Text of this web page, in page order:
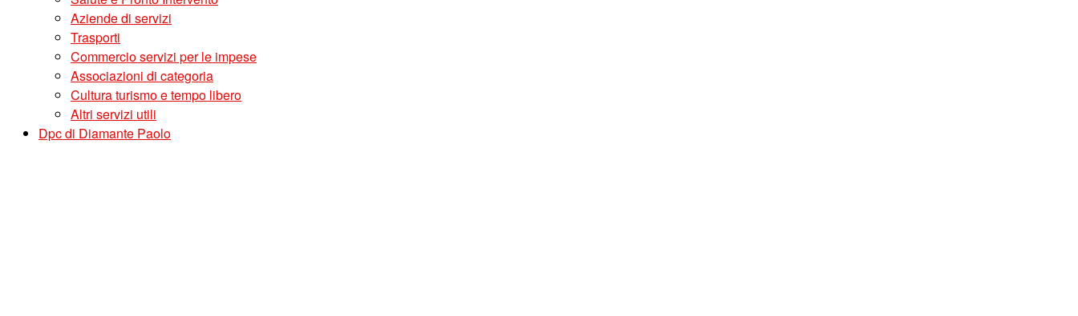
Aziende di servizi
Trasporti
Commercio servizi per le impese
Associazioni di categoria
Cultura turismo e tempo libero
Altri servizi utili
Dpc di Diamante Paolo